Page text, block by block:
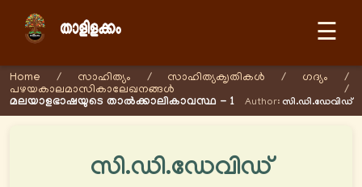
☰
Home / സാഹിത്യം / സാഹിത്യക‍ൃതികള്‍ / ഗദ്യം
/
പഴയകാലമാസികാലേഖനങ്ങള്‍
/
മലയാളഭാഷയുടെ താൽക്കാലികാവസ്ഥ - 1 Author: സി.ഡി.ഡേവിഡ്
സി.ഡി.ഡേവിഡ്